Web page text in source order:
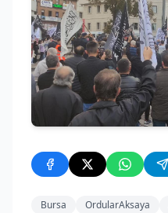
Bursa OrdularAksaya